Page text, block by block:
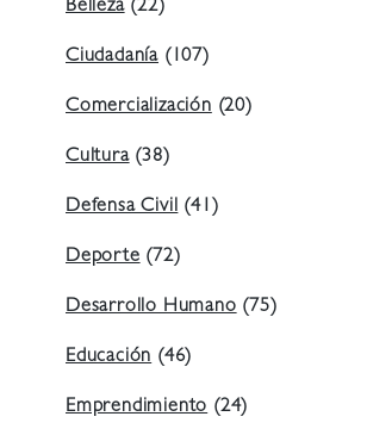
Belleza(22)
Ciudadanía (107)
Comercialización(20)
Cultura(38)
Defensa Civil(41)
Deporte(72)
Desarrollo Humano(75)
Educación(46)
Emprendimiento(24)